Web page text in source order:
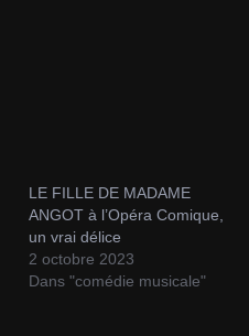
LE FILLE DE MADAME
ANGOT à l’Opéra Comique,
un vrai délice
2 octobre 2023
Dans "comédie musicale"